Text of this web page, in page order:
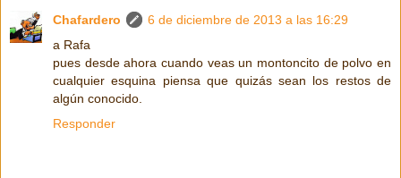
Chafardero
6 de diciembre de 2013 a las 16:29
a Rafa
pues desde ahora cuando veas un montoncito de polvo en
cualquier esquina piensa que quizás sean los restos de
algún conocido.
Responder